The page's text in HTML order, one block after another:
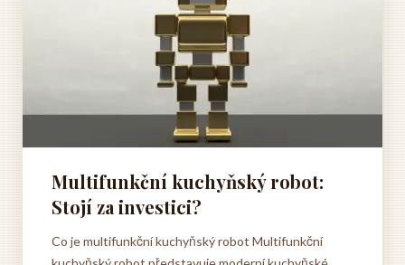
Multifunkční kuchyňský robot:
Stojí za investici?
Co je multifunkční kuchyňský robot Multifunkční